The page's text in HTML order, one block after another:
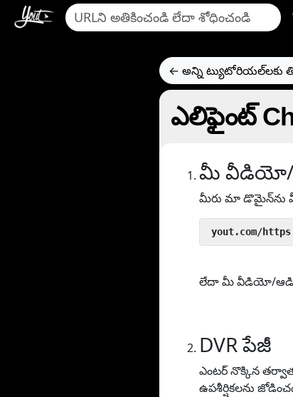
← అన్ని ట్యుటోరియల్‌లకు
ఎలిఫైంట్
మీ వీడియో/
మీరు మా
yout.com/
లేదా మీ వీడియో/ఆడియో
DVR పేజీ
ఎంటర్ నొక్కిన
ఉపశీర్షికలను